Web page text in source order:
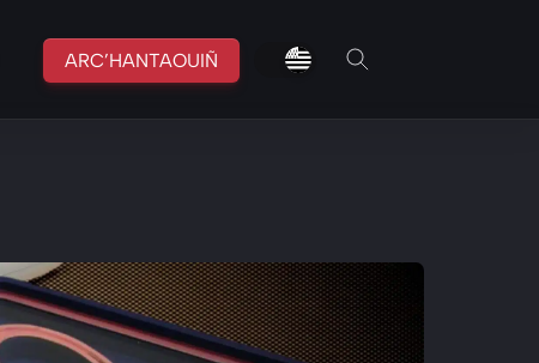
ARC’HANTAOUIÑ br